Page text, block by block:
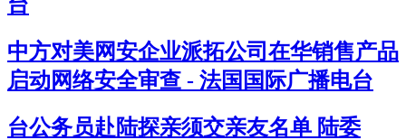
中方对美网安企业派拓公司在华销售产品
启动网络安全审查 - 法国国际广播电台
台公务员赴陆探亲须交亲友名单 陆委